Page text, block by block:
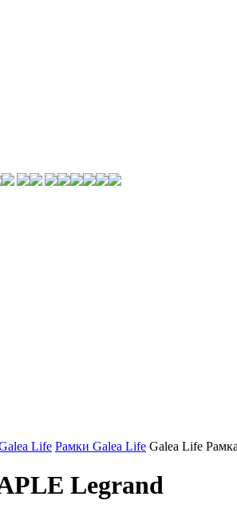
Life Рамки Galea Life Galea Life
Legrand